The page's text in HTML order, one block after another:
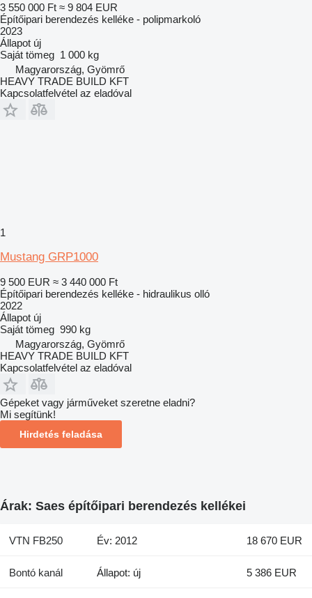
3 550 000 Ft ≈ 9 804 EUR
Építőipari berendezés kelléke - polipmarkoló
2023
Állapot új
Saját tömeg 1 000 kg
Magyarország, Gyömrő
HEAVY TRADE BUILD KFT
Kapcsolatfelvétel az eladóval
1
Mustang GRP1000
9 500 EUR ≈ 3 440 000 Ft
Építőipari berendezés kelléke - hidraulikus olló
2022
Állapot új
Saját tömeg 990 kg
Magyarország, Gyömrő
HEAVY TRADE BUILD KFT
Kapcsolatfelvétel az eladóval
Gépeket vagy járműveket szeretne eladni?
Mi segítünk!
Hirdetés feladása
Árak: Saes építőipari berendezés kellékei
VTN FB250 Év: 2012 18 670 EUR
Bontó kanál Állapot: új 5 386 EUR